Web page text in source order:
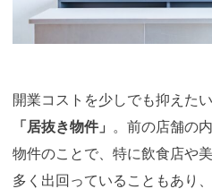
開業コストを少しでも抑えた
「居抜き物件」
。前の店舗の
物件のことで、特に飲食店や
多く出回っていることもあり